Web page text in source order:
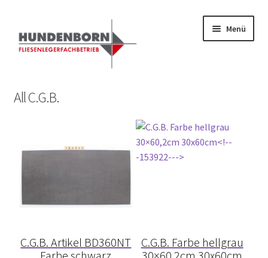
Menü
Alte Fliesen, Vintage Fliesen, Reservefliesen,
Austauschfliesen, Retrofliesen, Historische Fliesen Ankauf
und Verkauf
fundatek – Datenschutzhinweise
All C.G.B.
C.G.B. Artikel BD360NT
C.G.B. Farbe hellgrau